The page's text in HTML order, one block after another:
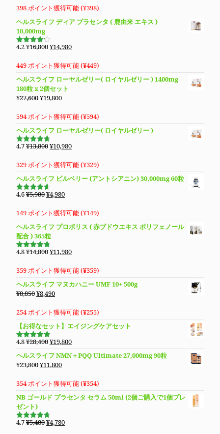
価
は
で
た。
の
格
¥13,280
す。
398 ポイント獲得可能 (¥398)
ヘルスライフ ディア プラセンタ ( 鹿由来 エキス )
10,000mg
5段階で
4.2¥16,800元
価
は
¥16,800
で
た。
¥14,980現
の
格
で
す。
449 ポイント獲得可能 (¥449)
ヘルスライフ ローヤルゼリー( ロイヤルゼリー ) 1400mg
180粒 x 2個セット
¥27,600元
価
は
¥27,600
し
¥19,800現
の
は
で
594 ポイント獲得可能 (¥594)
ヘルスライフ ローヤルゼリー( ロイヤルゼリー )
5段階で
4.7¥13,800元
価
は
¥13,800
し
¥10,980現
の
格
で
329 ポイント獲得可能 (¥329)
ヘルスライフ ビルベリー (アントシアニン) 30,000mg 60粒
5段階で
4.6¥5,980元
価
は
¥5,980
で
た。
¥4,980現
の
格
¥4,980
す。
149 ポイント獲得可能 (¥149)
ヘルスライフ プロポリス ( 赤ブドウエキス ポリフェノール
配合 ) 365粒
5段階で
4.8¥14,800元
価
は
¥14,800
し
た。
¥11,980現
の
格
¥11,980
で
す。
359 ポイント獲得可能 (¥359)
ヘルスライフ マヌカハニー UMF 10+ 500g
¥8,850元
価
格
は
¥8,850
し
た。
¥8,490現
の
格
は
で
す。
254 ポイント獲得可能 (¥255)
【お得なセット】エイジングケアセット
5段階で
価
4.8¥28,400元
価
格
¥28,400
で
た。
¥19,800現
の
格
は
¥19,800
ヘルスライフ NMN＋PQQ Ultimate 27,000mg 90粒
¥23,800元
価
は
¥23,800
で
¥11,800現
の
格
¥11,800
354 ポイント獲得可能 (¥354)
NB ゴールド プラセンタ セラム 50ml (2個ご購入で1個プレ
ゼント)
5段階で
4.7¥5,480元
¥4,780現